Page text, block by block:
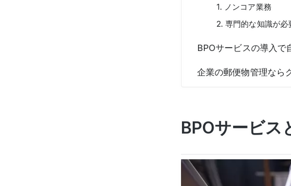
1. ノンコア業務
2. 専門的な知識が必
BPOサービスの導入で
企業の郵便物管理なら
BPOサービス